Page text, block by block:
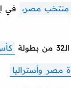
منتخب مصر،
في
كأس
مصر وأستراليا